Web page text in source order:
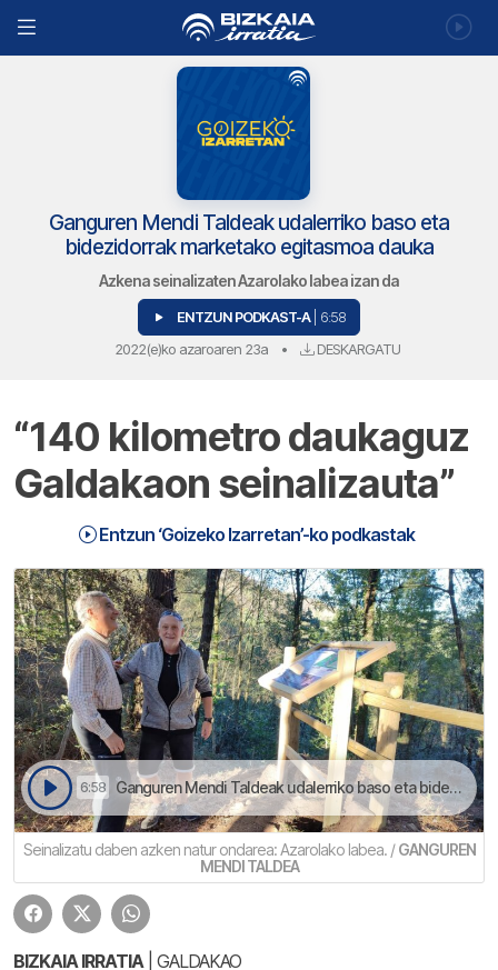
Ganguren Mendi Taldeak udalerriko baso eta
bidezidorrak marketako egitasmoa dauka
Azkena seinalizaten Azarolako labea izan da
ENTZUN PODKAST-A | 6:58
2022(e)ko azaroaren 23a • DESKARGATU
“140 kilometro daukaguz
Galdakaon seinalizauta”
Entzun ‘Goizeko Izarretan’-ko podkastak
6:58 Ganguren Mendi Taldeak udalerriko baso eta bidezidorrak marketako egitasmoa dauka | Goizeko Izarretan
Seinalizatu daben azken natur ondarea: Azarolako labea. /GANGUREN
MENDI TALDEA
BIZKAIA IRRATIA| GALDAKAO